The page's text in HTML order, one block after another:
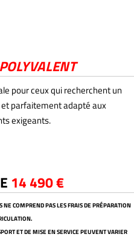
pour ceux qui recherchent un
parfaitement adapté aux
exigeants.
14 490 €
COMPREND PAS LES FRAIS DE PRÉPARATION
ET DE MISE EN SERVICE PEUVENT VARIER